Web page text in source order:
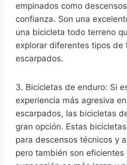
empinados como
confianza. Son una
una bicicleta todo terreno
explorar diferentes tipos de
escarpados.
3. Bicicletas de enduro: Si
experiencia más agresiva
escarpados, las bicicletas
gran opción. Estas
para descensos técnicos y
pero también son eficientes